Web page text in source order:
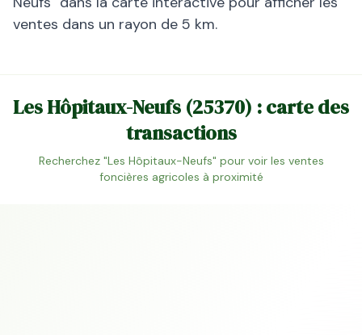
ventes dans un rayon de 5 km.
Les Hôpitaux-Neufs (25370) : carte des
transactions
Recherchez "Les Hôpitaux-Neufs" pour voir les ventes
foncières agricoles à proximité